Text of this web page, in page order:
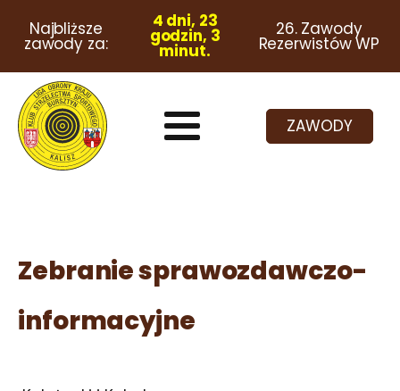
Najbliższe
zawody za:
4 dni, 23
godzin, 3
minut.
26. Zawody
Rezerwistów WP
ZAWODY
Zebranie sprawozdawczo-
informacyjne